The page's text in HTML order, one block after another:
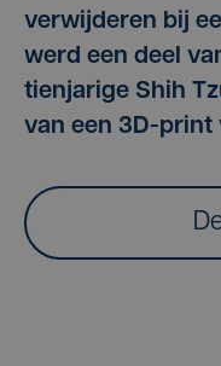
verwijderen bij
werd een deel
tienjarige Shih
van een 3D-print